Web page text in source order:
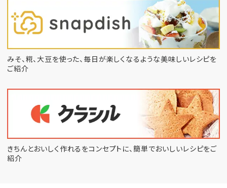
みそ、糀、大豆を使った、毎日が楽しくなるような美味しいレシピを
ご紹介
きちんとおいしく作れるをコンセプトに、簡単でおいしいレシピをご
紹介